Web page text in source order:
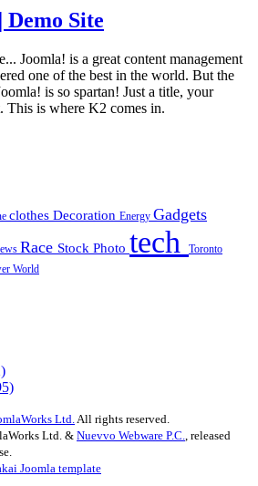
Site
Joomla! is a great content management
one of the best in the world. But the
is so spartan! Just a title, your
This is where K2 comes in.
clothes Decoration Energy Gadgets
Race Stock Photo tech Toronto
World
Ltd.All rights reserved.
Ltd. & Nuevvo Webware P.C., released
Joomla template